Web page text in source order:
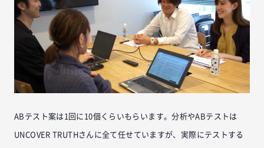
ABテスト案は1回に10個くらいもらいます。分析やABテストは
UNCOVER TRUTHさんに全て任せていますが、実際にテストする